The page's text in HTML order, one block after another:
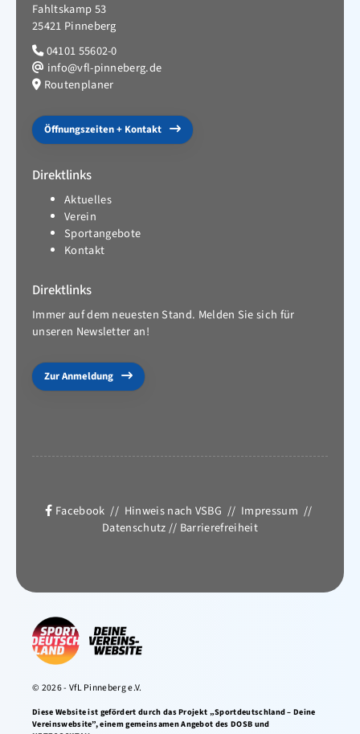
Fahltskamp 53
25421 Pinneberg
04101 55602-0
info@vfl-pinneberg.de
Routenplaner
Öffnungszeiten + Kontakt
Direktlinks
Aktuelles
Verein
Sportangebote
Kontakt
Direktlinks
Immer auf dem neuesten Stand. Melden Sie sich für
unseren Newsletter an!
Zur Anmeldung
Facebook // Hinweis nach VSBG // Impressum //
Datenschutz// Barrierefreiheit
© 2026 - VfL Pinneberg e.V.
Diese Website ist gefördert durch das Projekt „Sportdeutschland – Deine
Vereinswebsite”, einem gemeinsamen Angebot des DOSB und